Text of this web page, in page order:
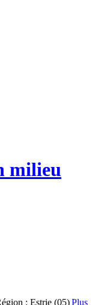
milieu
: Estrie (05)Plus